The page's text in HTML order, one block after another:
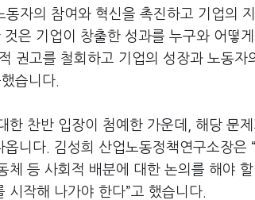
동자의 참여와 혁신을 촉진하고 기업의
것은 기업이 창출한 성과를 누구와 어떻
권고를 철회하고 기업의 성장과 노동자
습니다
한 찬반 입장이 첨예한 가운데
해당 문
옵니다
김성희 산업노동정책연구소장은 “
체 등 사회적 배분에 대한 논의를 해야 할
시작해 나가야 한다”고 했습니다